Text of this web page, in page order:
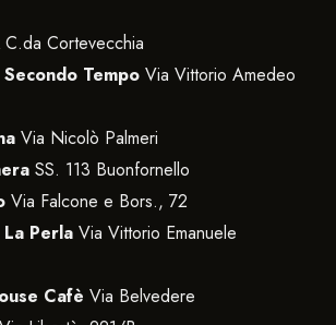
C.da Cortevecchia
Tempo Via Vittorio Amedeo
Via Nicolò Palmeri
SS. 113 Buonfornello
Via Falcone e Bors., 72
Perla Via Vittorio Emanuele
Cafè Via Belvedere